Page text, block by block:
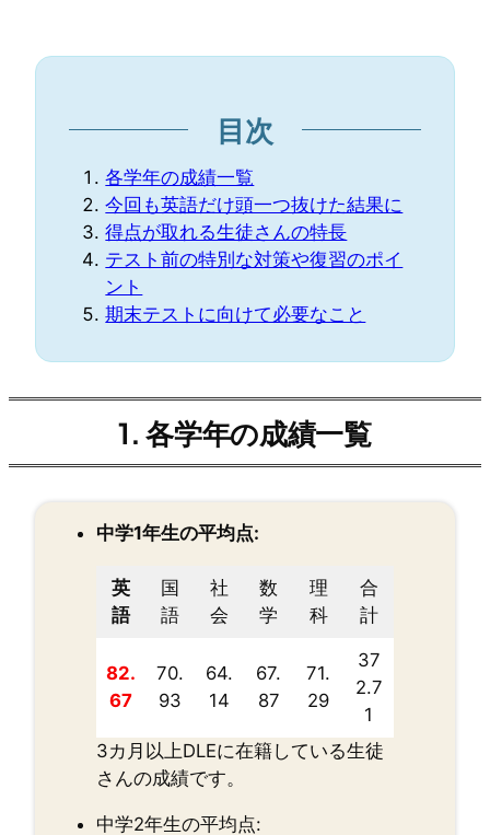
目次
各学年の成績一覧
今回も英語だけ頭一つ抜けた結果に
得点が取れる生徒さんの特長
テスト前の特別な対策や復習のポイ
ント
期末テストに向けて必要なこと
1. 各学年の成績一覧
中学1年生の平均点:
英
語
国
語
社
会
数
学
理
科
合
計
82.
67
70.
93
64.
14
67.
87
71.
29
37
2.7
1
3カ月以上DLEに在籍している生徒
さんの成績です。
中学2年生の平均点: